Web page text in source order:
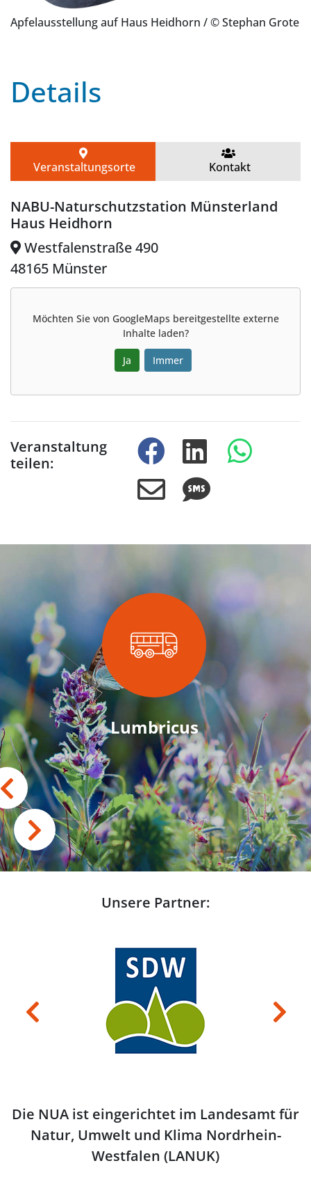
Apfelausstellung auf Haus Heidhorn / © Stephan Grote
Details
Veranstaltungsorte Kontakt
NABU-Naturschutzstation Münsterland
Haus Heidhorn
Westfalenstraße 490
48165 Münster
Möchten Sie von GoogleMaps bereitgestellte externe
Inhalte laden?
Ja Immer
Veranstaltung
teilen:
Lumbricus
Die NUA ist eingerichtet im Landesamt für
Natur, Umwelt und Klima Nordrhein-
Westfalen (LANUK)
Unsere Partner:
Previous Next